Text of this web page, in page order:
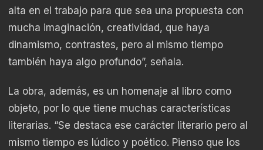
alta en el trabajo para que sea una propuesta con
mucha imaginación, creatividad, que haya
dinamismo, contrastes, pero al mismo tiempo
también haya algo profundo”, señala.
La obra, además, es un homenaje al libro como
objeto, por lo que tiene muchas características
literarias. “Se destaca ese carácter literario pero al
mismo tiempo es lúdico y poético. Pienso que los